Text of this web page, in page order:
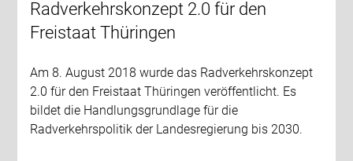
Radverkehrskonzept 2.0 für den
Freistaat Thüringen
Am 8. August 2018 wurde das Radverkehrskonzept
2.0 für den Freistaat Thüringen veröffentlicht. Es
bildet die Handlungsgrundlage für die
Radverkehrspolitik der Landesregierung bis 2030.